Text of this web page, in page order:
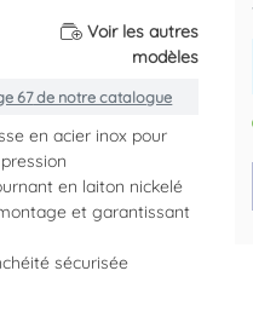
Voir les autres
modèles
67de notre catalogue
en acier inox pour
en laiton nickelé
et garantissant
sécurisée
et personnalisés
les pros
Paiement